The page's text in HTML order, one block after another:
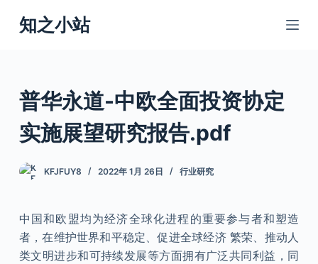
跳
过
知之小站
普华永道-中欧全面投资协定
实施展望研究报告.pdf
KFJFUY8 2022年 1月 26日 行业研究
中国和欧盟均为经济全球化进程的重要参与者和塑造
者，在维护世界和平稳定、促进全球经济 繁荣、推动人
类文明进步和可持续发展等方面拥有广泛共同利益，同